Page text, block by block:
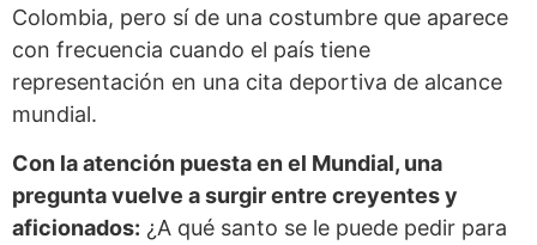
Colombia, pero sí de una costumbre que aparece
con frecuencia cuando el país tiene
representación en una cita deportiva de alcance
mundial.
Con la atención puesta en el Mundial, una
pregunta vuelve a surgir entre creyentes y
aficionados: ¿A qué santo se le puede pedir para